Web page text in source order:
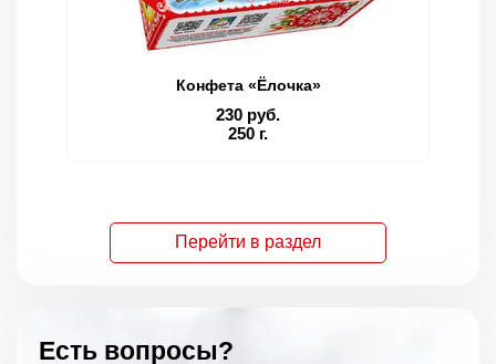
Конфета «Ёлочка»
230 руб.
250 г.
Перейти в раздел
Есть вопросы?